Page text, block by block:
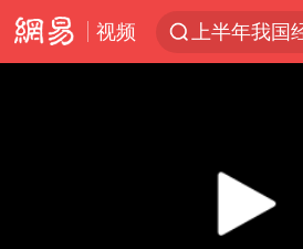
视频
美将每月供